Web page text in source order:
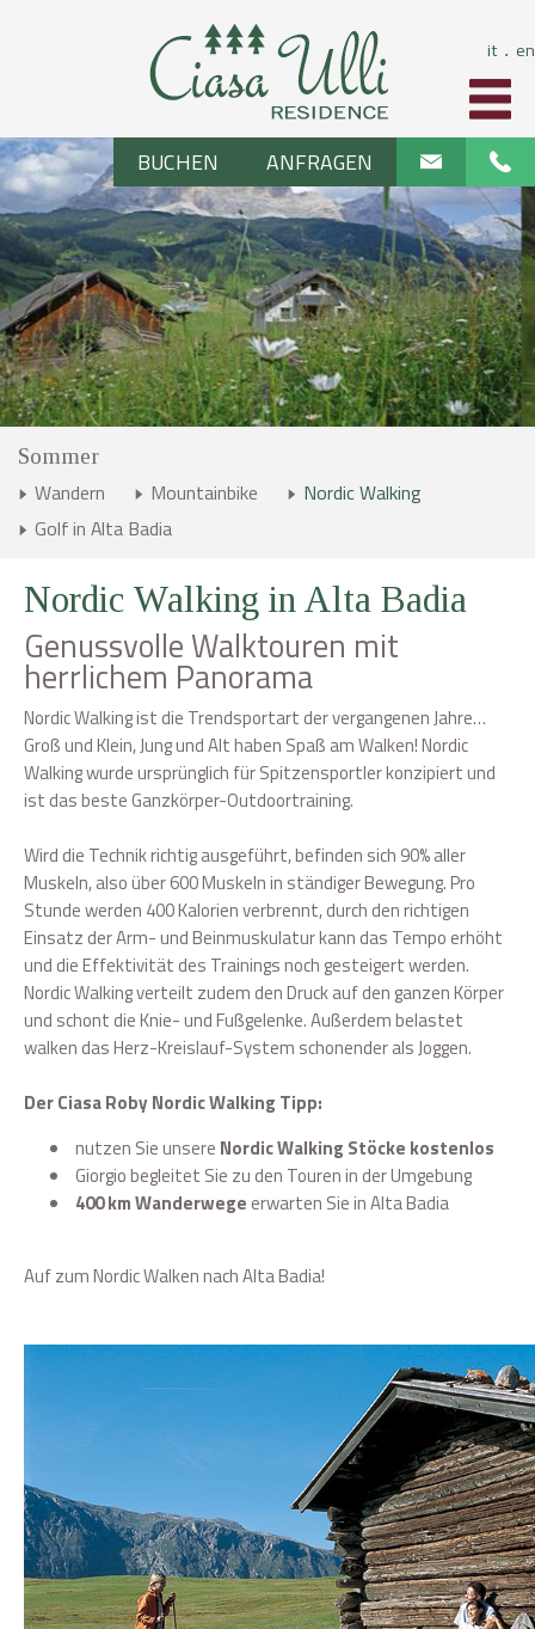
it ⋅ en
BUCHEN ANFRAGEN
Sommer
Wandern Mountainbike
Nordic Walking
Golf in Alta Badia
Nordic Walking in Alta Badia
Genussvolle Walktouren mit
herrlichem Panorama
Nordic Walking ist die Trendsportart der vergangenen Jahre…
Groß und Klein, Jung und Alt haben Spaß am Walken! Nordic
Walking wurde ursprünglich für Spitzensportler konzipiert und
ist das beste Ganzkörper-Outdoortraining.
Wird die Technik richtig ausgeführt, befinden sich 90% aller
Muskeln, also über 600 Muskeln in ständiger Bewegung. Pro
Stunde werden 400 Kalorien verbrennt, durch den richtigen
Einsatz der Arm- und Beinmuskulatur kann das Tempo erhöht
und die Effektivität des Trainings noch gesteigert werden.
Nordic Walking verteilt zudem den Druck auf den ganzen Körper
und schont die Knie- und Fußgelenke. Außerdem belastet
walken das Herz-Kreislauf-System schonender als Joggen.
Der Ciasa Roby Nordic Walking Tipp:
nutzen Sie unsere Nordic Walking Stöcke kostenlos
Giorgio begleitet Sie zu den Touren in der Umgebung
400 km Wanderwege erwarten Sie in Alta Badia
Auf zum Nordic Walken nach Alta Badia!